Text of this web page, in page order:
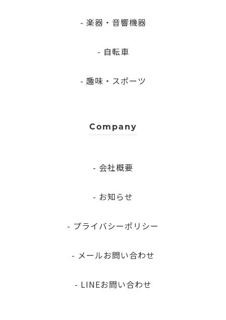
- 楽器・音響機器
- 自転車
- 趣味・スポーツ
Company
- 会社概要
- お知らせ
- プライバシーポリシー
- メールお問い合わせ
- LINEお問い合わせ